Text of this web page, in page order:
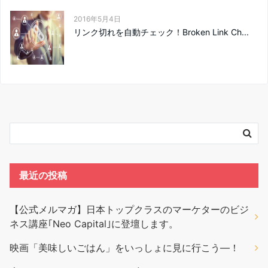
2016年5月4日
リンク切れを自動チェック！Broken Link Ch...
最近の投稿
【公式メルマガ】日本トップクラスのマーケターのビジ
ネス講座｢Neo Capital｣に登壇します。
映画「美味しいごはん」をいっしょに見に行こう―！